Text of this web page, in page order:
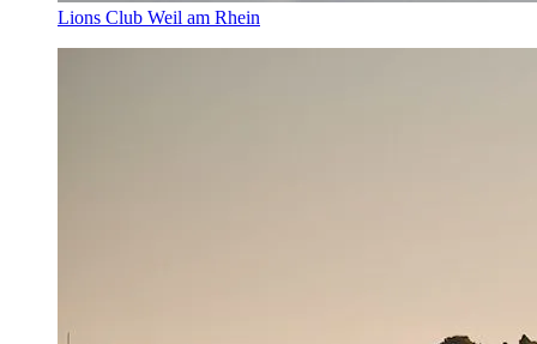
Lions Club Weil am Rhein